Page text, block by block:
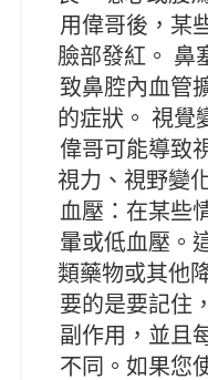
用偉哥後，某
臉部發紅。 鼻
致鼻腔內血管
的症狀。 視覺
偉哥可能導致
視力、視野變
血壓：在某些
暈或低血壓。
類藥物或其他
要的是要記住
副作用，並且
不同。如果您